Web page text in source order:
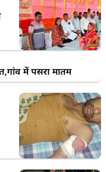
में पसरा मातम